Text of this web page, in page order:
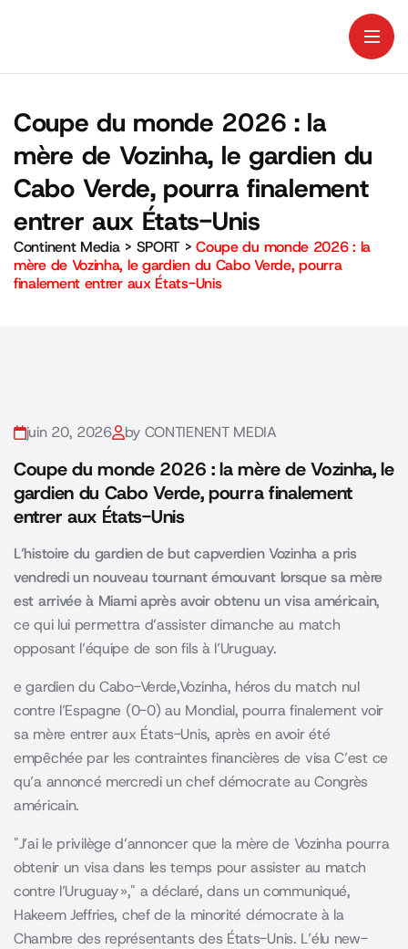
Coupe du monde 2026 : la
mère de Vozinha, le gardien du
Cabo Verde, pourra finalement
entrer aux États-Unis
Continent Media> SPORT >Coupe du monde 2026 : la
mère de Vozinha, le gardien du Cabo Verde, pourra
finalement entrer aux États-Unis
juin 20, 2026 by CONTIENENT MEDIA
Coupe du monde 2026 : la mère de Vozinha, le
gardien du Cabo Verde, pourra finalement
entrer aux États-Unis
L’histoire du gardien de but capverdien Vozinha a pris
vendredi un nouveau tournant émouvant lorsque sa mère
est arrivée à Miami après avoir obtenu un visa américain,
ce qui lui permettra d’assister dimanche au match
opposant l’équipe de son fils à l’Uruguay.
e gardien du Cabo-Verde,Vozinha, héros du match nul
contre l’Espagne (0-0) au Mondial, pourra finalement voir
sa mère entrer aux États-Unis, après en avoir été
empêchée par les contraintes financières de visa C’est ce
qu’a annoncé mercredi un chef démocrate au Congrès
américain.
J’ai le privilège d’annoncer que la mère de Vozinha pourra
obtenir un visa dans les temps pour assister au match
contre l’Uruguay », a déclaré, dans un communiqué,
Hakeem Jeffries, chef de la minorité démocrate à la
Chambre des représentants des États-Unis. L’élu new-